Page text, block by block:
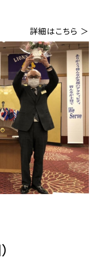
詳細はこちら ＞